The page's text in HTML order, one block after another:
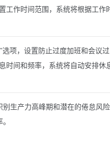
工作时间范围，系统将根据工作
项，设置防止过度加班和会议过
时间和频率，系统将自动安排休
生产力高峰期和潜在的倦怠风险